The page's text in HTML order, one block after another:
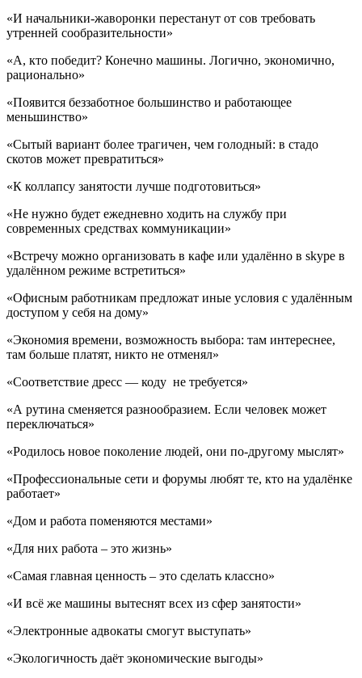
«И начальники-жаворонки перестанут от сов требовать
утренней сообразительности»
«А, кто победит? Конечно машины. Логично, экономично,
рационально»
«Появится беззаботное большинство и работающее
меньшинство»
«Сытый вариант более трагичен, чем голодный: в стадо
скотов может превратиться»
«К коллапсу занятости лучше подготовиться»
«Не нужно будет ежедневно ходить на службу при
современных средствах коммуникации»
«Встречу можно организовать в кафе или удалённо в skype в
удалённом режиме встретиться»
«Офисным работникам предложат иные условия с удалённым
доступом у себя на дому»
«Экономия времени, возможность выбора: там интереснее,
там больше платят, никто не отменял»
«Соответствие дресс — коду не требуется»
«А рутина сменяется разнообразием. Если человек может
переключаться»
«Родилось новое поколение людей, они по-другому мыслят»
«Профессиональные сети и форумы любят те, кто на удалёнке
работает»
«Дом и работа поменяются местами»
«Для них работа – это жизнь»
«Самая главная ценность – это сделать классно»
«И всё же машины вытеснят всех из сфер занятости»
«Электронные адвокаты смогут выступать»
«Экологичность даёт экономические выгоды»